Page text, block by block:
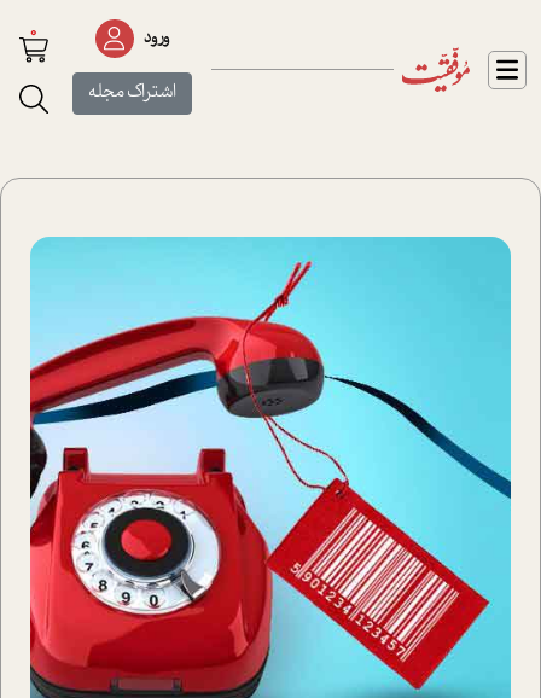
ورود
اشتراک مجله
0